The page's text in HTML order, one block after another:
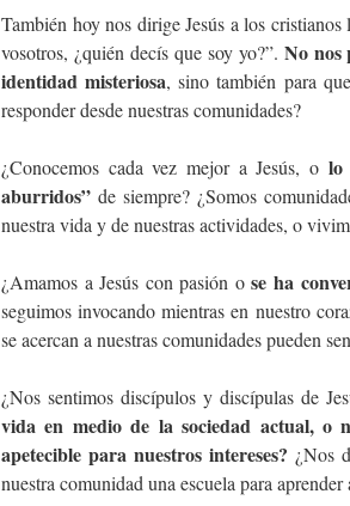
También hoy nos dirige Jesús a los
vosotros, ¿quién decís que soy yo?”. No nos
identidad misteriosa, sino también para
responder desde nuestras comunidades?
¿Conocemos cada vez mejor a Jesús, o lo
aburridos” de siempre? ¿Somos
nuestra vida y de nuestras actividades, o
¿Amamos a Jesús con pasión ose ha
seguimos invocando mientras en nuestro
se acercan a nuestras comunidades pueden
¿Nos sentimos discípulos y discípulas de
vida en medio de la sociedad actual, o
apetecible para nuestros intereses? ¿Nos
nuestra comunidad una escuela para